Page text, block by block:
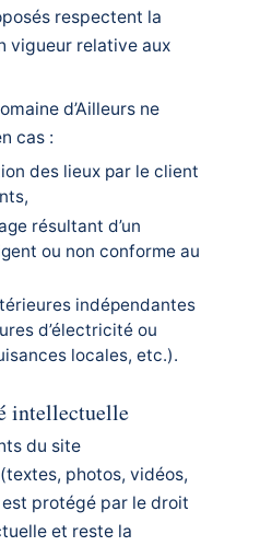
respectent la
vigueur relative aux
d’Ailleurs ne
cas :
des lieux par le client
résultant d’un
ou non conforme au
indépendantes
d’électricité ou
locales, etc.).
intellectuelle
du site
(textes, photos, vidéos,
protégé par le droit
et reste la